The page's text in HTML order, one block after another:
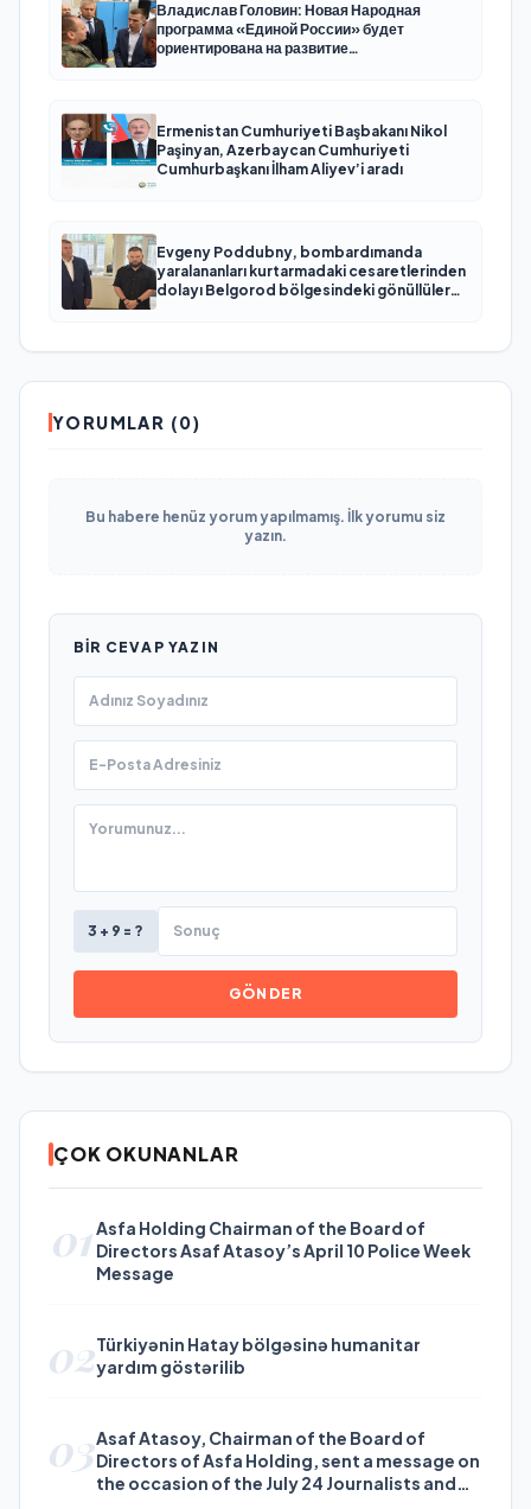
Владислав Головин: Новая Народная
программа «Единой России» будет
ориентирована на развитие
Ermenistan Cumhuriyeti Başbakanı Nikol
Paşinyan, Azerbaycan Cumhuriyeti
Cumhurbaşkanı İlham Aliyev’i aradı
Evgeny Poddubny, bombardımanda
yaralananları kurtarmadaki cesaretlerinden
dolayı Belgorod bölgesindeki gönüllülere
YORUMLAR (0)
Bu habere henüz yorum yapılmamış. İlk yorumu siz
yazın.
BIR CEVAP YAZIN
3 + 9 = ?
GÖNDER
ÇOK OKUNANLAR
01Asfa Holding Chairman of the Board of
Directors Asaf Atasoy’s April 10 Police Week
Message
02Türkiyənin Hatay bölgəsinə humanitar
yardım göstərilib
03Asaf Atasoy, Chairman of the Board of
Directors of Asfa Holding, sent a message on
the occasion of the July 24 Journalists and